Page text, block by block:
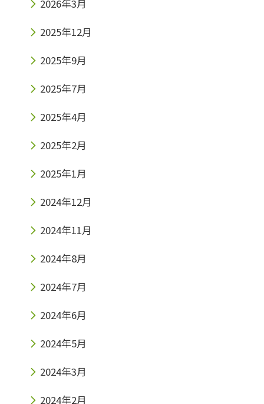
2026年3月
2025年12月
2025年9月
2025年7月
2025年4月
2025年2月
2025年1月
2024年12月
2024年11月
2024年8月
2024年7月
2024年6月
2024年5月
2024年3月
2024年2月